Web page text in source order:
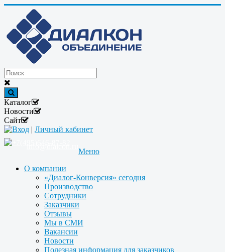
Каталог
Новости
Сайт
Вход | Личный кабинет
Меню
О компании
«Диалог-Конверсия» сегодня
Производство
Сотрудники
Заказчики
Отзывы
Мы в СМИ
Вакансии
Новости
Полезная информация для заказчиков